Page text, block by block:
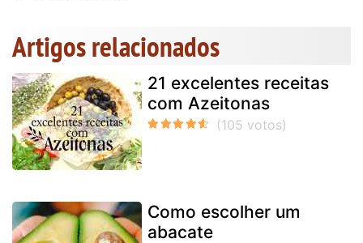
Artigos relacionados
21 excelentes receitas
com Azeitonas
Como escolher um
abacate